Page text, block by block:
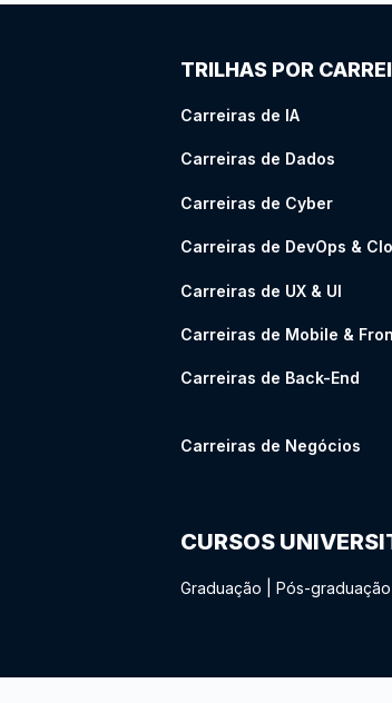
TRILHAS POR
Carreiras de IA
Carreiras de Dados
Carreiras de Cyber
Carreiras de DevOps &
Carreiras de UX & UI
Carreiras de Mobile &
Carreiras de Back-End
Carreiras de Negócios
CURSOS
Graduação Pós-graduação